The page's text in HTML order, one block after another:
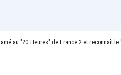
2 et reconnaît le "problème" que poserait sa